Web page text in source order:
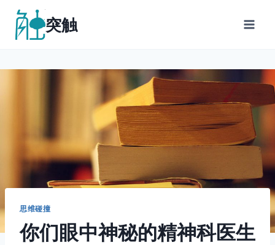
突触
思维碰撞
你们眼中神秘的精神科医生